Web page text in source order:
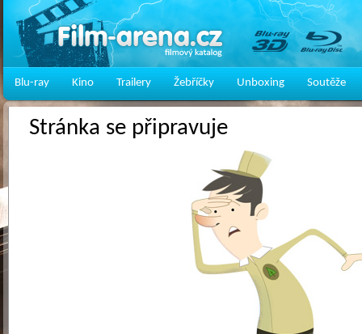
Blu-ray Kino Trailery Žebříčky Unboxing Soutěže
Stránka se připravuje